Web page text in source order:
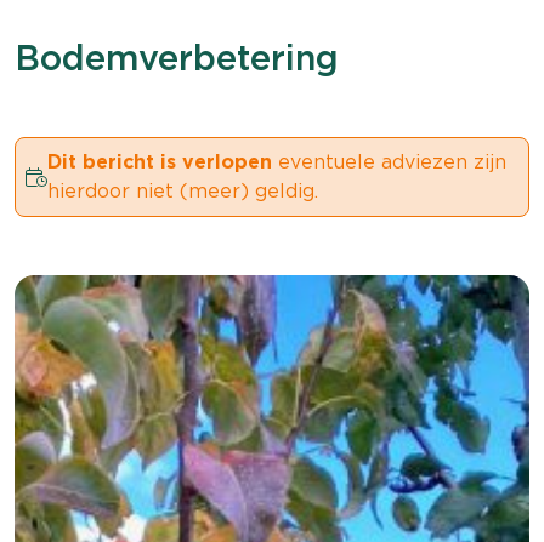
Bodemverbetering
Dit bericht is verlopen eventuele adviezen zijn
hierdoor niet (meer) geldig.